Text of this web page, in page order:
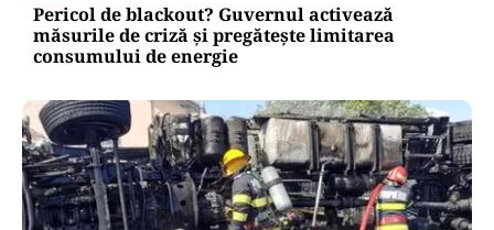
Pericol de blackout? Guvernul activează
măsurile de criză și pregătește limitarea
consumului de energie